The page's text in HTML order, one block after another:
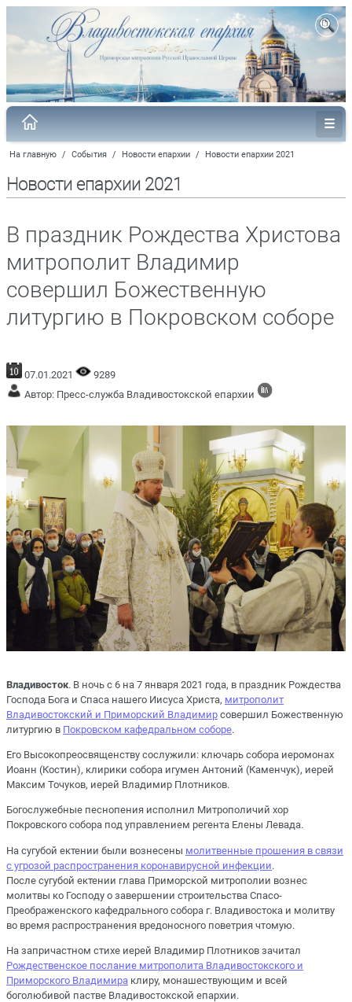
На главную / События / Новости епархии / Новости епархии 2021
Новости епархии 2021
В праздник Рождества Христова
митрополит Владимир
совершил Божественную
литургию в Покровском соборе
07.01.2021
9289
Автор: Пресс-служба Владивостокской епархии
Владивосток. В ночь с 6 на 7 января 2021 года, в праздник Рождества
Господа Бога и Спаса нашего Иисуса Христа, митрополит
Владивостокский и Приморский Владимир совершил Божественную
литургию в Покровском кафедральном соборе.
Его Высокопреосвященству сослужили: ключарь собора иеромонах
Иоанн (Костин), клирики собора игумен Антоний (Каменчук), иерей
Максим Точуков, иерей Владимир Плотников.
Богослужебные песнопения исполнил Митрополичий хор
Покровского собора под управлением регента Елены Левада.
На сугубой ектении были вознесены молитвенные прошения в связи
с угрозой распространения коронавирусной инфекции.
После сугубой ектении глава Приморской митрополии вознес
молитвы ко Господу о завершении строительства Спасо-
Преображенского кафедрального собора г. Владивостока и молитву
во время распространения вредоносного поветрия чтомую.
На запричастном стихе иерей Владимир Плотников зачитал
Рождественское послание митрополита Владивостокского и
Приморского Владимира клиру, монашествующим и всей
боголюбивой пастве Владивостокской епархии.